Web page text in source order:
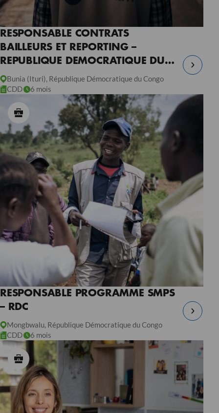
RESPONSABLE CONTRATS
BAILLEURS ET REPORTING –
REPUBLIQUE DEMOCRATIQUE DU
CONGO
Bunia (Ituri), République Démocratique du Congo
CDD
6 mois
RESPONSABLE PROGRAMME SMPS
– RDC
Mongbwalu, République Démocratique du Congo
CDD
6 mois